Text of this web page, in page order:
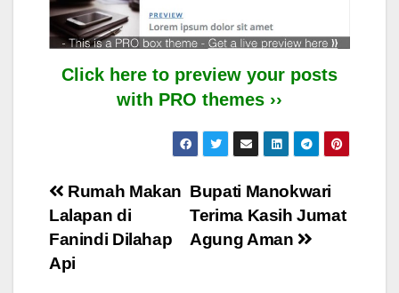
Click here to preview your posts
with PRO themes ››
Post
navigation
Bupati Manokwari
Terima Kasih Jumat
Agung Aman
Rumah Makan
Lalapan di
Fanindi Dilahap
Api